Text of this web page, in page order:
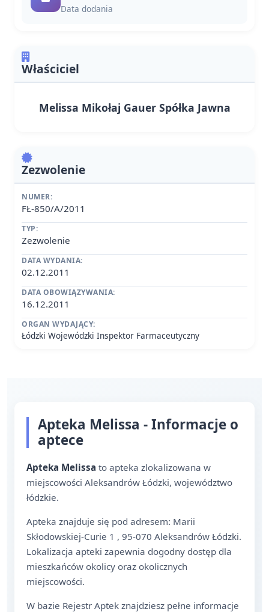
Data dodania
Właściciel
Melissa Mikołaj Gauer Spółka Jawna
Zezwolenie
NUMER:
FŁ-850/A/2011
TYP:
Zezwolenie
DATA WYDANIA:
02.12.2011
DATA OBOWIĄZYWANIA:
16.12.2011
ORGAN WYDAJĄCY:
Łódzki Wojewódzki Inspektor Farmaceutyczny
Apteka Melissa - Informacje o
aptece
Apteka Melissa to apteka zlokalizowana w
miejscowości Aleksandrów Łódzki, województwo
łódzkie.
Apteka znajduje się pod adresem: Marii
Skłodowskiej-Curie 1 , 95-070 Aleksandrów Łódzki.
Lokalizacja apteki zapewnia dogodny dostęp dla
mieszkańców okolicy oraz okolicznych
miejscowości.
W bazie Rejestr Aptek znajdziesz pełne informacje